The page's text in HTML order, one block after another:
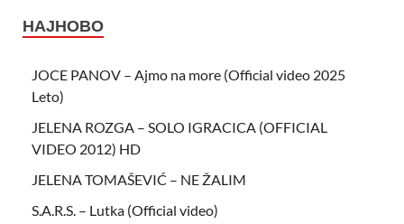
НАЈНОВО
JOCE PANOV – Ajmo na more (Official video 2025
Leto)
JELENA ROZGA – SOLO IGRACICA (OFFICIAL
VIDEO 2012) HD
JELENA TOMAŠEVIĆ – NE ŽALIM
S.A.R.S. – Lutka (Official video)